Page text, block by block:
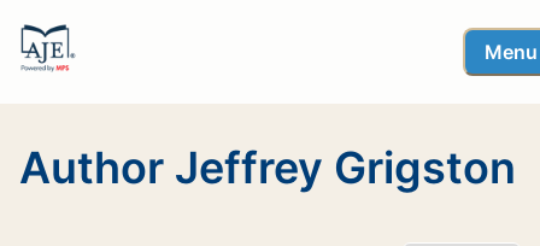
Menu
Author Jeffrey Grigston